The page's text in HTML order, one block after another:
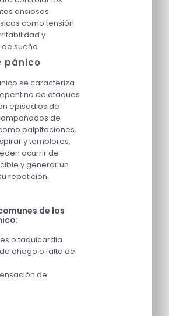
ansiosos
como tensión
y
sueño
pánico
se caracteriza
de ataques
episodios de
de
palpitaciones,
y temblores.
ocurrir de
y generar un
repetición.
de los
o taquicardia
ahogo o falta de
de